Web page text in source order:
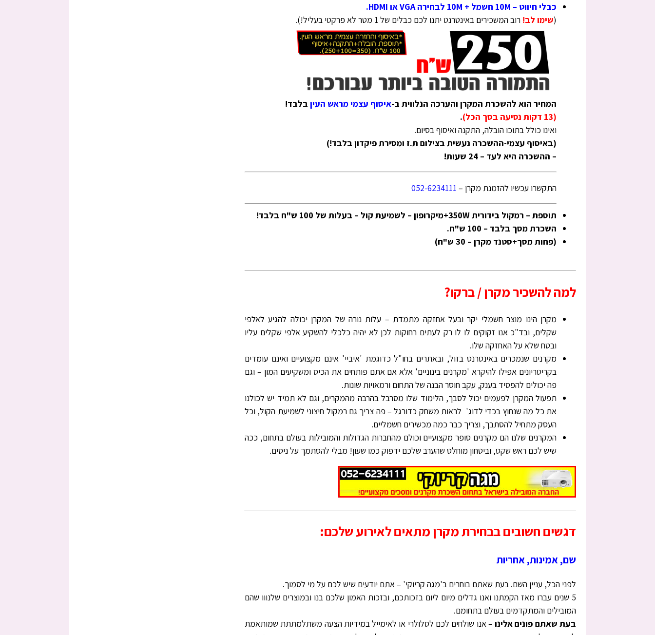
כבלי חיווט – 10M חשמל + 10M לבחירה VGA או HDMI.
(שימו לב! רוב המשכירים באינטרנט יתנו לכם כבלים של 1 מטר לא פרקטי בעליל! )
.
המחיר הוא להשכרת המקרן והערכה הנלווית ב-איסוף עצמי מראש העין בלבד!
(13 דקות נסיעה בסך הכל)
.
ואינו כולל בתוכו הובלה, התקנה ואיסוף בסיום.
(באיסוף עצמי-ההשכרה נעשית בצילום ת.ז ומסירת פיקדון בלבד!)
– ההשכרה היא לעד – 24 שעות!
התקשרו עכשיו להזמנת מקרן – 052-6234111
תוספת – רמקול בידורית 350W+מיקרופון – לשמיעת קול – בעלות של 100 ש"ח בלבד!
השכרת מסך בלבד – 100 ש"ח.
(פחות מסך+סטנד מקרן – 30 ש"ח)
למה להשכיר מקרן / ברקו?
מקרן הינו מוצר חשמלי יקר ובעל אחזקה מתמדת – עלות נורה של המקרן יכולה להגיע לאלפי
שקלים, ובד"כ אנו זקוקים לו לו רק לעתים רחוקות לכן לא יהיה כלכלי להשקיע אלפי שקלים עליו
ובטח שלא על האחזקה שלו.
מקרנים שנמכרים באינטרנט בזול, ובאתרים בחו"ל כדוגמת 'איביי' אינם מקצועיים ואינם עומדים
בקריטריונים אפילו להיקרא 'מקרנים בינוניים' אלא אם אתם פותחים את הכיס ומשקיעים המון – וגם
פה יכולים להפסיד בענק, עקב חוסר הבנה של התחום ורמאויות שונות.
תפעול המקרן לפעמים יכול לסבך, הלימוד שלו מסרבל בהרבה מהמקרים, וגם לא תמיד יש לכולנו
את כל מה שנחוץ בכדי לדוג' לראות משחק כדורגל – פה צריך גם רמקול חיצוני לשמיעת הקול, וכל
העסק מתחיל להסתבך, וצריך כבר כמה מכשירים חשמליים.
המקרנים שלנו הם מקרנים סופר מקצועיים וכולם מהחברות הגדולות והמובילות בעולם בתחום, ככה
שיש לכם ראש שקט, וביטחון מוחלט שהערב שלכם ידפוק כמו שעון! מבלי להסתמך על ניסים.
דגשים חשובים בבחירת מקרן מתאים לאירוע שלכם:
שם, אמינות, אחריות
לפני הכל, עניין השם. בעת שאתם בוחרים ב'מגה קריוקי' – אתם יודעים שיש לכם על מי לסמוך.
5 שנים עברו מאז הקמתנו ואנו גדלים מיום ליום בזכותכם, ובזכות האמון שלכם בנו ובמוצרים שלנווו שהם
המובילים והמתקדמים בעולם בתחומם.
בעת שאתם פונים אלינו– אנו שולחים לכם לסלולרי או לאימייל במידיות הצעה משתלמתתת שמותאמת